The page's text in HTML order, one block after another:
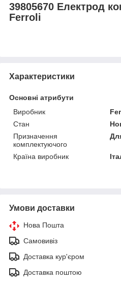
39805670 Електрод
Ferroli
Характеристики
Основні атрибути
Виробник
Стан
Призначення
комплектуючого
Країна виробник
Умови доставки
Нова Пошта
Самовивіз
Доставка кур'єром
Доставка поштою